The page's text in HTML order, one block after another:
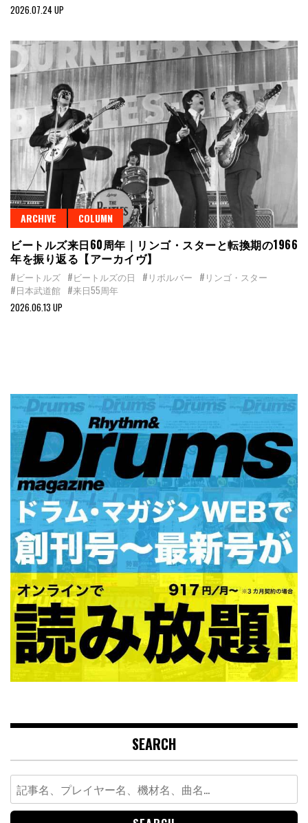
2026.07.24 UP
ARCHIVE COLUMN
ビートルズ来日60周年｜リンゴ・スターと転換期の1966
年を振り返る【アーカイヴ】
#ビートルズ #ビートルズの日 #リボルバー #リンゴ・スター
#日本武道館 #来日55周年
2026.06.13 UP
SEARCH
Search
for: